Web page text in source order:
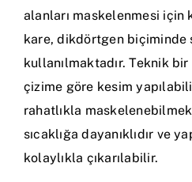
alanları maskelenmesi için
kare, dikdörtgen biçiminde
kullanılmaktadır. Teknik
çizime göre kesim
rahatlıkla
sıcaklığa dayanıklıdır ve
kolaylıkla çıkarılabilir.